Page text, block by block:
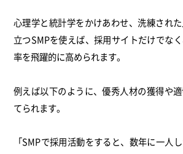
心理学と統計学をかけあわせ、洗練され
立つSMPを使えば、採用サイトだけでな
率を飛躍的に高められます。
例えば以下のように、優秀人材の獲得や
てられます。
「SMPで採用活動をすると、数年に一人